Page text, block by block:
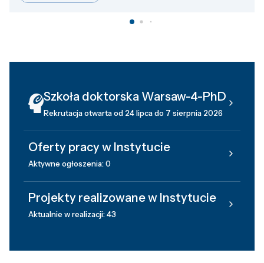
Szkoła doktorska Warsaw-4-PhD
Rekrutacja otwarta od 24 lipca do 7 sierpnia 2026
Oferty pracy w Instytucie
Aktywne ogłoszenia: 0
Projekty realizowane w Instytucie
Aktualnie w realizacji: 43